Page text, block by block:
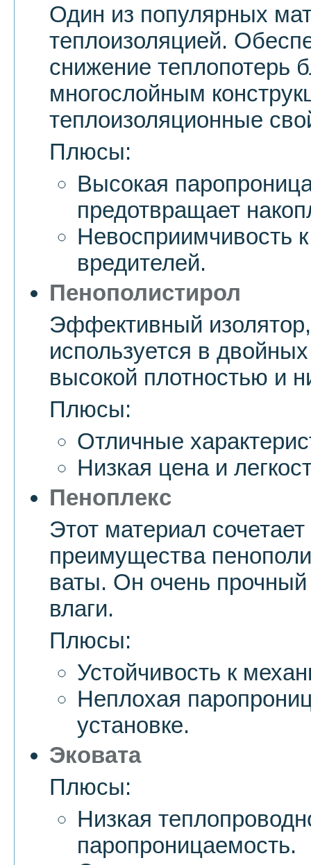
Один из популярных
теплоизоляцией.
снижение теплопотерь
многослойным
теплоизоляционные
Плюсы:
Высокая
предотвращает
Невосприимчивость
вредителей.
Пенополистирол
Эффективный
используется в
высокой плотностью и
Плюсы:
Отличные
Низкая цена и
Пеноплекс
Этот материал
преимущества
ваты. Он очень прочный
влаги.
Плюсы:
Устойчивость к
Неплохая
установке.
Эковата
Плюсы:
Низкая
паропроницаемость.